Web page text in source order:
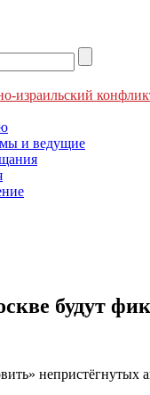
израильский
и ведущие
будут
непристёгнутых